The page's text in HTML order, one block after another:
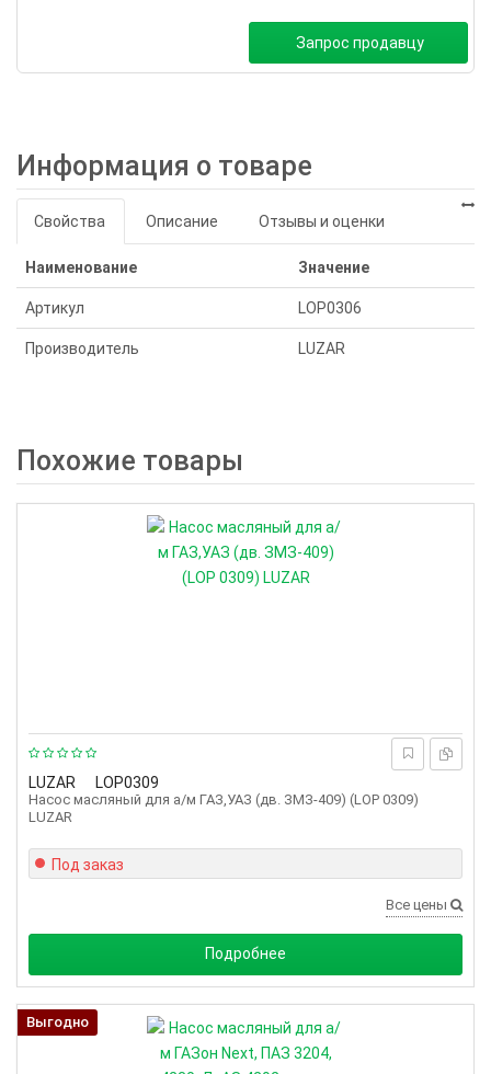
Запрос продавцу
Информация о товаре
Свойства Описание Отзывы и оценки
Наименование Значение
Артикул LOP0306
Производитель LUZAR
Похожие товары
LUZAR LOP0309
Насос масляный для а/м ГАЗ,УАЗ (дв. ЗМЗ-409) (LOP 0309)
LUZAR
Под заказ
Все цены
Подробнее
Выгодно